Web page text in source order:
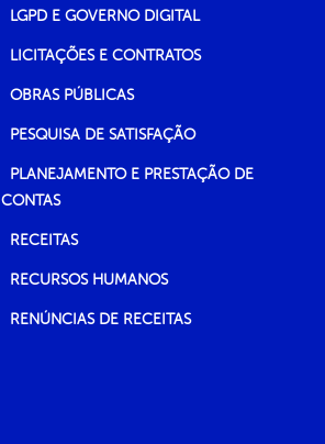
LGPD E GOVERNO DIGITAL
LICITAÇÕES E CONTRATOS
OBRAS PÚBLICAS
PESQUISA DE SATISFAÇÃO
PLANEJAMENTO E PRESTAÇÃO DE
CONTAS
RECEITAS
RECURSOS HUMANOS
RENÚNCIAS DE RECEITAS